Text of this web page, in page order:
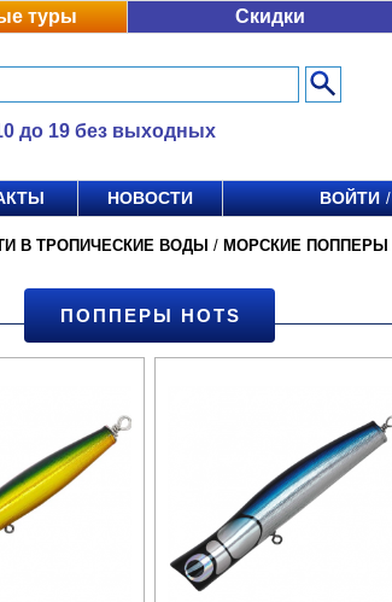
туры Скидки
до 19 без выходных
НОВОСТИ ВОЙТИ /
В ТРОПИЧЕСКИЕ ВОДЫ / МОРСКИЕ ПОППЕРЫ
ПОППЕРЫ HOTS